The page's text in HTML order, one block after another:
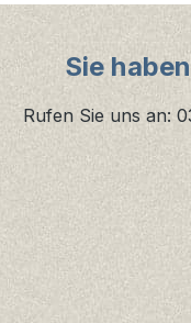
Sie
Rufen Sie uns an: